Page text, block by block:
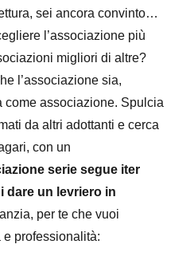
sei ancora convinto…
l’associazione più
migliori di altre?
l’associazione sia,
come associazione. Spulcia
da altri adottanti e cerca
con un
serie segue iter
dare un levriero in
per te che vuoi
e professionalità: